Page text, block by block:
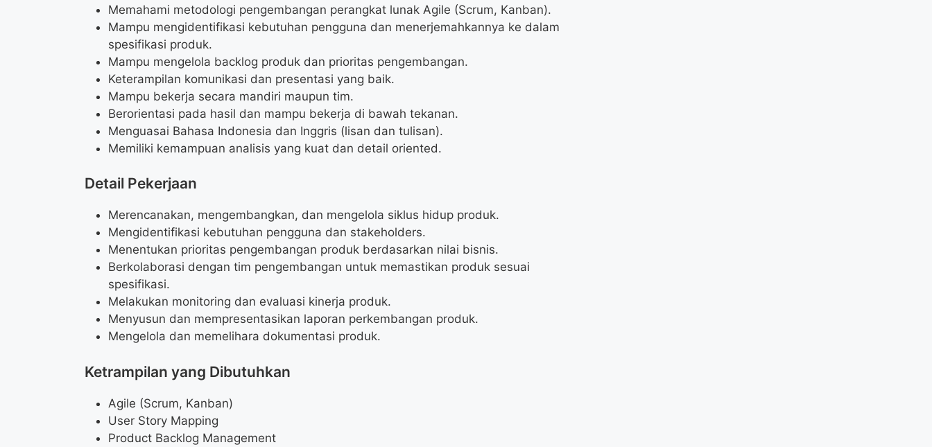
Memahami metodologi pengembangan perangkat lunak Agile (Scrum, Kanban).
Mampu mengidentifikasi kebutuhan pengguna dan menerjemahkannya ke dalam
spesifikasi produk.
Mampu mengelola backlog produk dan prioritas pengembangan.
Keterampilan komunikasi dan presentasi yang baik.
Mampu bekerja secara mandiri maupun tim.
Berorientasi pada hasil dan mampu bekerja di bawah tekanan.
Menguasai Bahasa Indonesia dan Inggris (lisan dan tulisan).
Memiliki kemampuan analisis yang kuat dan detail oriented.
Detail Pekerjaan
Merencanakan, mengembangkan, dan mengelola siklus hidup produk.
Mengidentifikasi kebutuhan pengguna dan stakeholders.
Menentukan prioritas pengembangan produk berdasarkan nilai bisnis.
Berkolaborasi dengan tim pengembangan untuk memastikan produk sesuai
spesifikasi.
Melakukan monitoring dan evaluasi kinerja produk.
Menyusun dan mempresentasikan laporan perkembangan produk.
Mengelola dan memelihara dokumentasi produk.
Ketrampilan yang Dibutuhkan
Agile (Scrum, Kanban)
User Story Mapping
Product Backlog Management